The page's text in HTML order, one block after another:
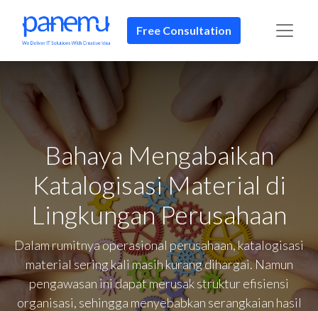
Free Consultation
Bahaya Mengabaikan
Katalogisasi Material di
Lingkungan Perusahaan
Dalam rumitnya operasional perusahaan, katalogisasi
material sering kali masih kurang dihargai. Namun
pengawasan ini dapat merusak struktur efisiensi
organisasi, sehingga menyebabkan serangkaian hasil